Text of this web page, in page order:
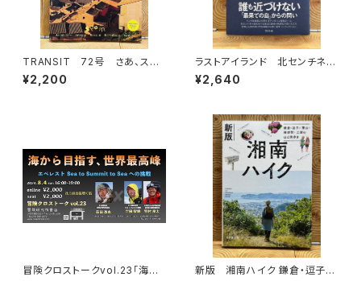
TRANSIT 72号 さあ、スペ
インへ！ 太陽と海と土の国
¥2,200
ラストアイランド 北センチネル
島 なぜ外界との接触を拒み続
けるのか
¥2,640
冒険クロストークvol.23「海か
新版 湘南ハイク 鎌倉・逗子・